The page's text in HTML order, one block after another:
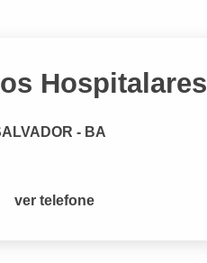
Hospitalares
- BA
ver telefone